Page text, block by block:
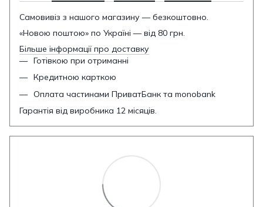
Самовивіз з нашого магазину — безкоштовно.
«Новою поштою» по Україні — від 80 грн.
Більше інформації про доставку
Готівкою при отриманні
Кредитною карткою
Оплата частинами ПриватБанк та monobank
Гарантія від виробника 12 місяців.